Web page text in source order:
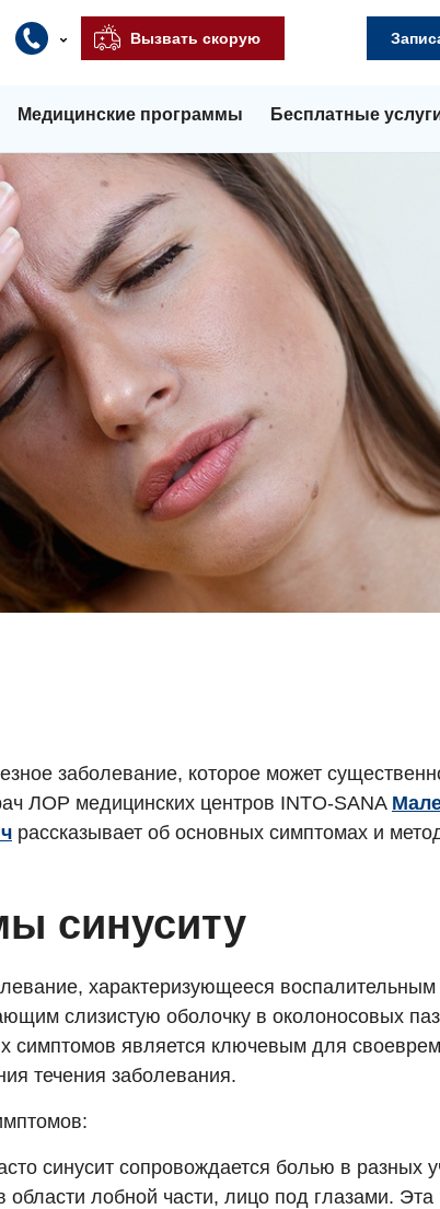
Вызвать скорую
Медицинские программы Бесплатные
заболевание, которое может
ЛОР медицинских центров INTO-SANA
рассказывает об основных симптомах и
синуситу
характеризующееся воспалительным
слизистую оболочку в околоносовых
симптомов является ключевым для
течения заболевания.
синусит сопровождается болью в разных
области лобной части, лицо под глазами. Эта